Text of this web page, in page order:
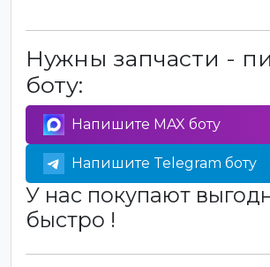
Нужны запчасти -
боту:
Напишите MAX боту
Напишите Telegram боту
У нас покупают
быстро !